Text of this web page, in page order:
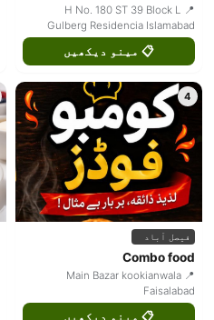
📍 H No. 180 ST 39 Block L
Gulberg Residencia Islamabad
📋 مینو دیکھیں
4
فیصل آباد
Combo food
📍 Main Bazar kookianwala
Faisalabad
📋 مینو دیکھیں